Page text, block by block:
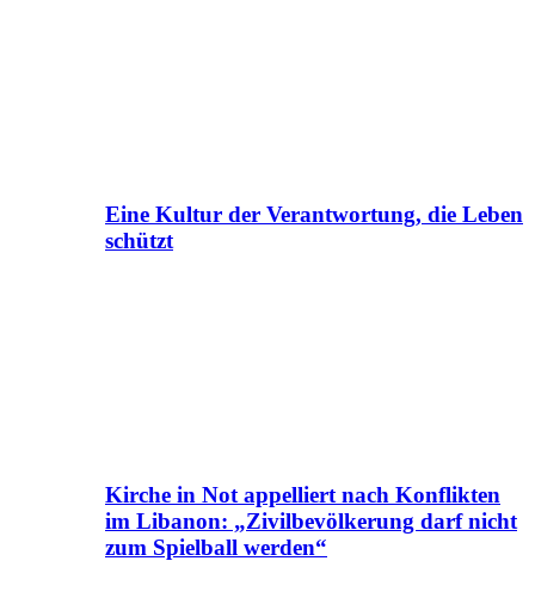
Eine Kultur der Verantwortung, die Leben
schützt
Kirche in Not appelliert nach Konflikten
im Libanon: „Zivilbevölkerung darf nicht
zum Spielball werden“